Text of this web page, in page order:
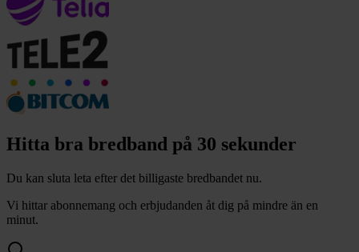
Hitta bra bredband på 30 sekunder
Du kan sluta leta efter det billigaste bredbandet nu.
Vi hittar abonnemang och erbjudanden åt dig på mindre än en
minut.